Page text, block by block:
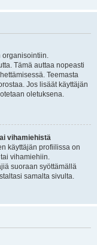
organisointiin.
Tämä auttaa nopeasti
Teemasta
Jos lisäät käyttäjän
oletuksena.
vihamiehistä
käyttäjän profiilissa on
vihamiehiin.
suoraan syöttämällä
samalta sivulta.